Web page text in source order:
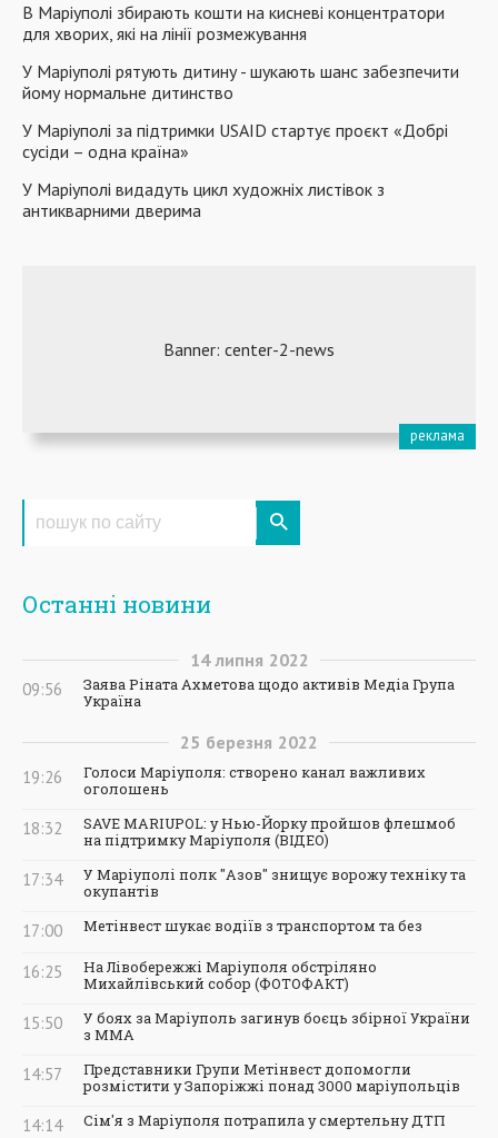
В Маріуполі збирають кошти на кисневі концентратори
для хворих, які на лінії розмежування
У Маріуполі рятують дитину - шукають шанс забезпечити
йому нормальне дитинство
У Маріуполі за підтримки USAID стартує проєкт «Добрі
сусіди – одна країна»
У Маріуполі видадуть цикл художніх листівок з
антикварними дверима
Останні новини
14 липня 2022
09:56
Заява Ріната Ахметова щодо активів Медіа Група
Україна
25 березня 2022
19:26
Голоси Маріуполя: створено канал важливих
оголошень
18:32
SAVE MARIUPOL: у Нью-Йорку пройшов флешмоб
на підтримку Маріуполя (ВІДЕО)
17:34
У Маріуполі полк "Азов" знищує ворожу техніку та
окупантів
17:00 Метінвест шукає водіїв з транспортом та без
16:25
На Лівобережжі Маріуполя обстріляно
Михайлівський собор (ФОТОФАКТ)
15:50
У боях за Маріуполь загинув боєць збірної України
з ММА
14:57
Представники Групи Метінвест допомогли
розмістити у Запоріжжі понад 3000 маріупольців
14:14 Сім'я з Маріуполя потрапила у смертельну ДТП